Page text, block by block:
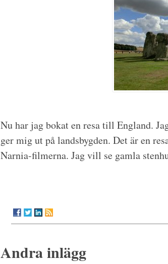
Nu har jag bokat en resa till England.
ger mig ut på landsbygden. Det är en
Narnia-filmerna. Jag vill se gamla
Andra inlägg